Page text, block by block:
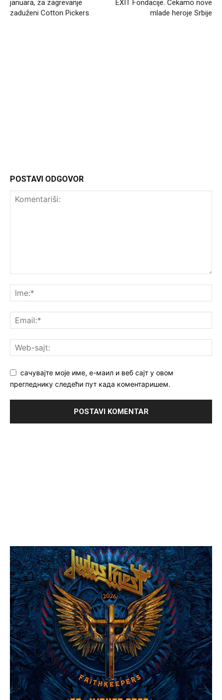
januara, za zagrevanje
zaduženi Cotton Pickers
EXIT Fondacije. Čekamo nove
mlade heroje Srbije
POSTAVI ODGOVOR
сачувајте моје име, е-маил и веб сајт у овом
прегледнику следећи пут када коментаришем.